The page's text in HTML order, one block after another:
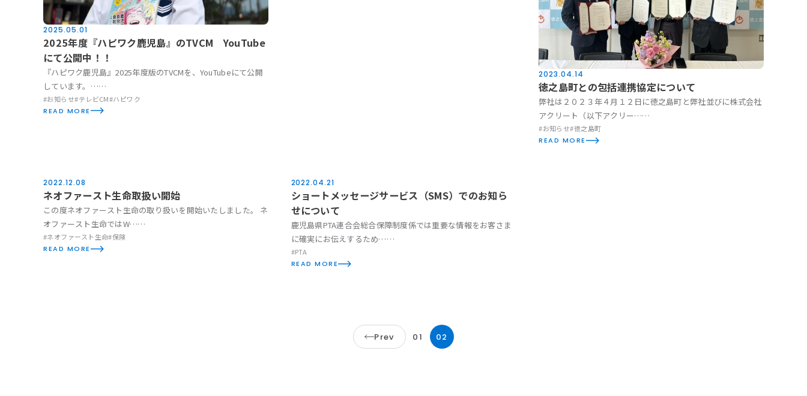
採用情報
お問い合わせ
2025.05.01
2025年度『ハピワク鹿児島』のTVCM YouTube
にて公開中！！
『ハピワク鹿児島』2025年度版のTVCMを、YouTubeにて公開
しています。……
#お知らせ#テレビCM#ハピワク
READ MORE
2023.04.14
徳之島町との包括連携協定について
弊社は２０２３年４月１２日に徳之島町と弊社並びに株式会社
アクリート（以下アクリー……
#お知らせ#徳之島町
READ MORE
News
2022.12.08
ネオファースト生命取扱い開始
この度ネオファースト生命の取り扱いを開始いたしました。 ネ
オファースト生命ではW……
#ネオファースト生命#保険
READ MORE
News
2022.04.21
ショートメッセージサービス（SMS）でのお知ら
せについて
鹿児島県PTA連合会総合保障制度係では重要な情報をお客さま
に確実にお伝えするため……
#PTA
READ MORE
Prev 01 02